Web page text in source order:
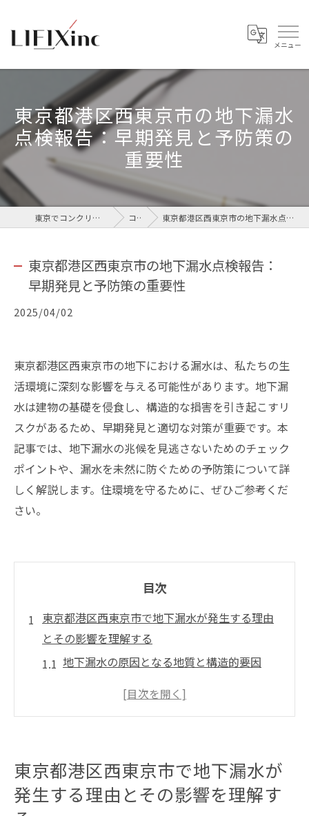
東京都港区西東京市の地下漏水
点検報告：早期発見と予防策の
重要性
東京でコンクリートなら株式会社LIFIX コラム 東京都港区西東京市の地下漏水点検報告：早期発見と予防策の重要性
東京都港区西東京市の地下漏水点検報告：
早期発見と予防策の重要性
2025/04/02
東京都港区西東京市の地下における漏水は、私たちの生
活環境に深刻な影響を与える可能性があります。地下漏
水は建物の基礎を侵食し、構造的な損害を引き起こすリ
スクがあるため、早期発見と適切な対策が重要です。本
記事では、地下漏水の兆候を見逃さないためのチェック
ポイントや、漏水を未然に防ぐための予防策について詳
しく解説します。住環境を守るために、ぜひご参考くだ
さい。
目次
東京都港区西東京市で地下漏水が発生する理由
とその影響を理解する
地下漏水の原因となる地質と構造的要因
地域特有の気候条件が与える影響
題
東京都港区西東京市での具体的な影響事例
東京都港区西東京市で地下漏水が
発生する理由とその影響を理解す